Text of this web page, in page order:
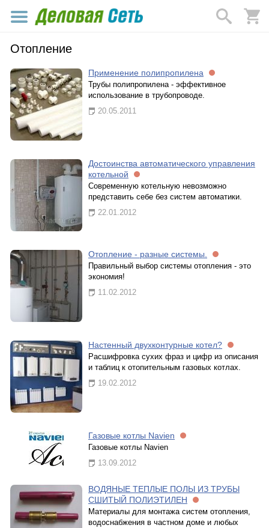
Отопление
Применение полипропилена
Трубы полипропилена - эффективное
использование в трубопроводе.
20.05.2011
Достоинства автоматического управления
котельной
Современную котельную невозможно
представить себе без систем автоматики.
22.01.2012
Отопление - разные системы.
Правильный выбор системы отопления - это
экономия!
11.02.2012
Настенный двухконтурные котел?
Расшифровка сухих фраз и цифр из описания
и таблиц к отопительным газовых котлах.
19.02.2012
Газовые котлы Navien
Газовые котлы Navien
13.09.2012
ВОДЯНЫЕ ТЕПЛЫЕ ПОЛЫ ИЗ ТРУБЫ
СШИТЫЙ ПОЛИЭТИЛЕН
Материалы для монтажа систем отопления,
водоснабжения в частном доме и любых